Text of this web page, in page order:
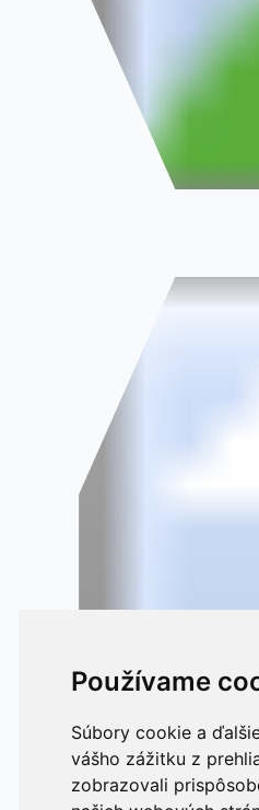
Používame
Súbory cookie a
vášho zážitku z
zobrazovali